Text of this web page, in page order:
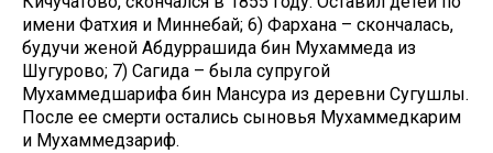
имени Фатхия и Миннебай; 6) Фархана – скончалась,
будучи женой Абдуррашида бин Мухаммеда из
Шугурово; 7) Сагида – была супругой
Мухаммедшарифа бин Мансура из деревни Сугушлы.
После ее смерти остались сыновья Мухаммедкарим
и Мухаммедзариф.